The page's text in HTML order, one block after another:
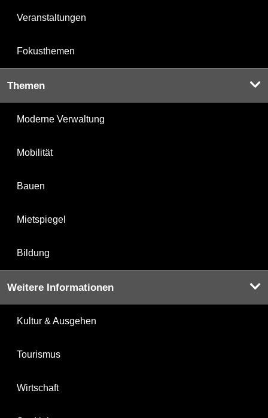
Veranstaltungen
Fokusthemen
Themen
Moderne Verwaltung
Mobilität
Bauen
Mietspiegel
Bildung
Weitere Informationen
Kultur & Ausgehen
Tourismus
Wirtschaft